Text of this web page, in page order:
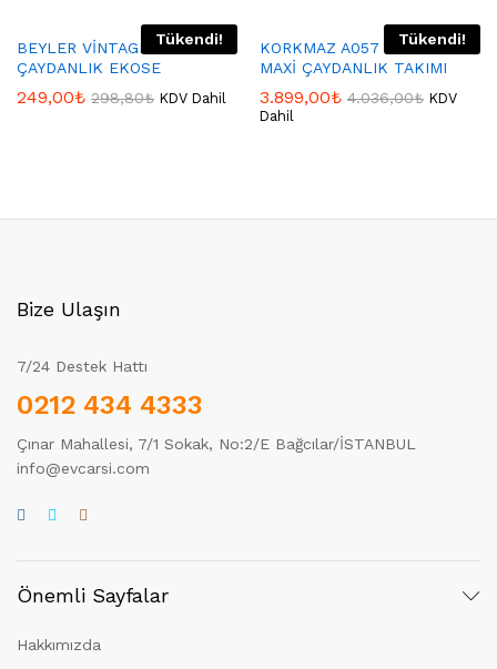
Tükendi!
BEYLER VİNTAGE
ÇAYDANLIK EKOSE
249,00₺ 298,80₺ KDV Dahil
Tükendi!
KORKMAZ A057 DROPPA
MAXİ ÇAYDANLIK TAKIMI
3.899,00₺ 4.036,00₺ KDV
Dahil
Bize Ulaşın
7/24 Destek Hattı
0212 434 4333
Çınar Mahallesi, 7/1 Sokak, No:2/E Bağcılar/İSTANBUL
info@evcarsi.com
Önemli Sayfalar
Hakkımızda